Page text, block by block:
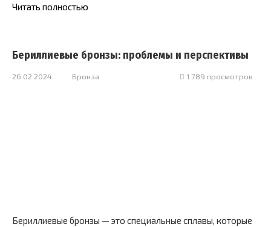
Читать полностью
Бериллиевые бронзы: проблемы и перспективы
26.02.2024 Бронза 1 789 просмотров
Бериллиевые бронзы — это специальные сплавы, которые